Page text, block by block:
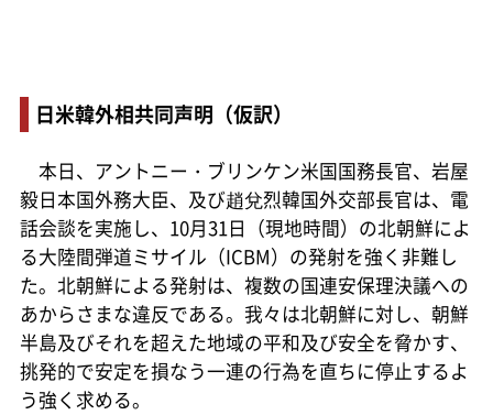
日米韓外相共同声明（仮訳）
本日、アントニー・ブリンケン米国国務長官、岩屋
毅日本国外務大臣、及び趙兌烈韓国外交部長官は、電
話会談を実施し、10月31日（現地時間）の北朝鮮によ
る大陸間弾道ミサイル（ICBM）の発射を強く非難し
た。北朝鮮による発射は、複数の国連安保理決議への
あからさまな違反である。我々は北朝鮮に対し、朝鮮
半島及びそれを超えた地域の平和及び安全を脅かす、
挑発的で安定を損なう一連の行為を直ちに停止するよ
う強く求める。